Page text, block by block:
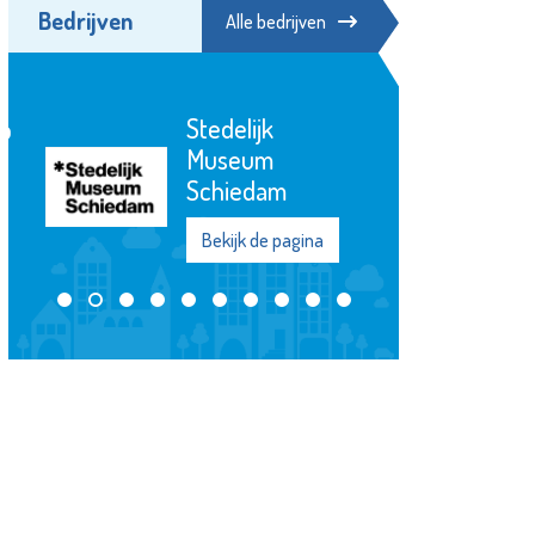
Bedrijven Alle bedrijven
Minters
Bekijk de pagina